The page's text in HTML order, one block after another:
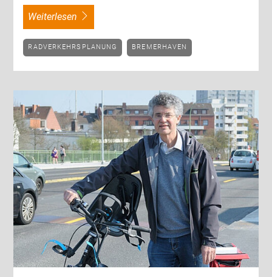
weiterlesen
RADVERKEHRSPLANUNG BREMERHAVEN